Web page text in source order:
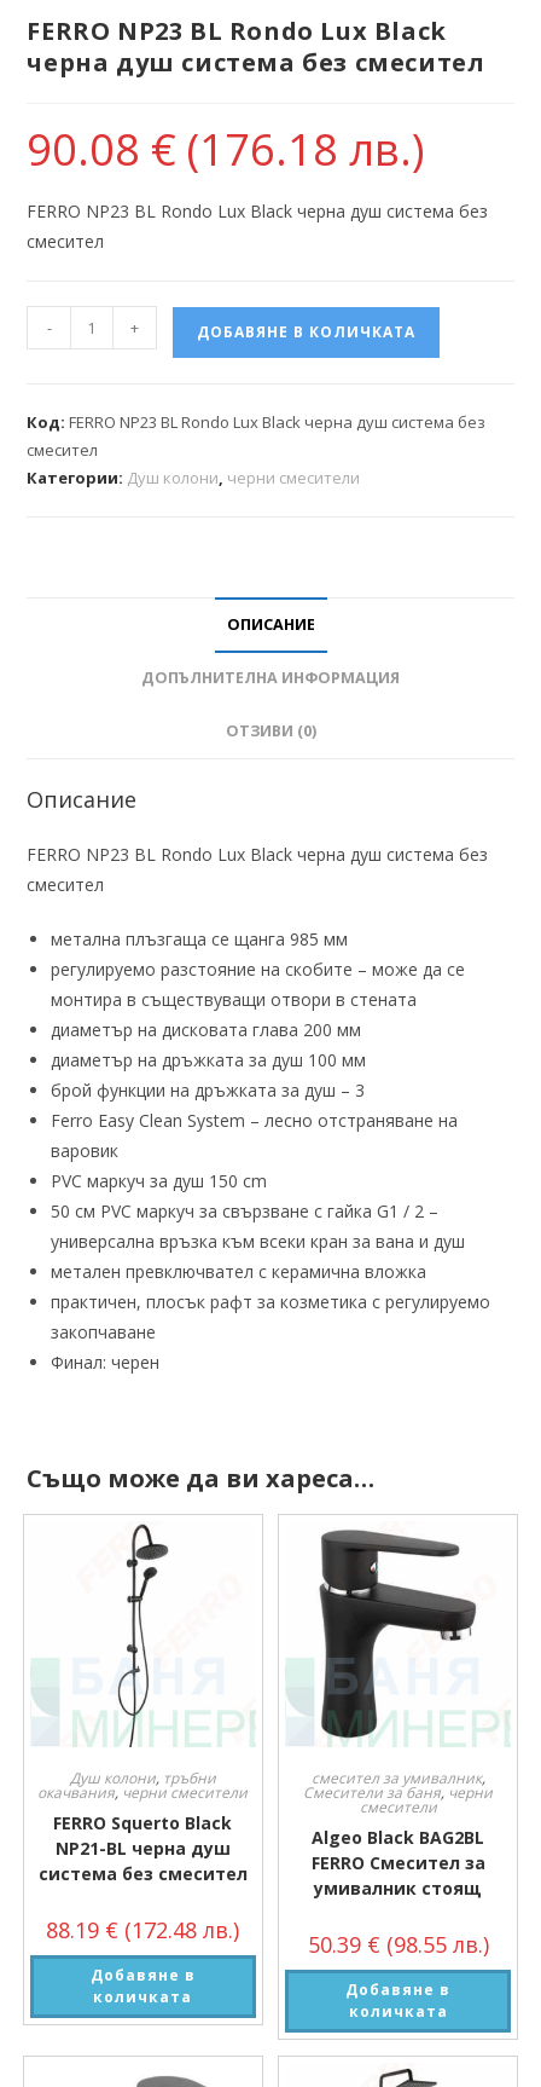
FERRO NP23 BL Rondo Lux Black
черна душ система без смесител
90.08 € (176.18 лв.)
FERRO NP23 BL Rondo Lux Black черна душ система без
смесител
- + ДОБАВЯНЕ В КОЛИЧКАТА
Код:FERRO NP23 BL Rondo Lux Black черна душ система без
смесител
Категории: Душ колони, черни смесители
ОПИСАНИЕ
ДОПЪЛНИТЕЛНА ИНФОРМАЦИЯ
ОТЗИВИ (0)
Описание
FERRO NP23 BL Rondo Lux Black черна душ система без
смесител
метална плъзгаща се щанга 985 мм
регулируемо разстояние на скобите – може да се
монтира в съществуващи отвори в стената
диаметър на дисковата глава 200 мм
диаметър на дръжката за душ 100 мм
брой функции на дръжката за душ – 3
Ferro Easy Clean System – лесно отстраняване на
варовик
PVC маркуч за душ 150 cm
50 см PVC маркуч за свързване с гайка G1 / 2 –
универсална връзка към всеки кран за вана и душ
метален превключвател с керамична вложка
практичен, плосък рафт за козметика с регулируемо
закопчаване
Финал: черен
Също може да ви хареса…
Душ колони, тръбни
окачвания, черни смесители
FERRO Squerto Black
NP21-BL черна душ
система без смесител
88.19 € (172.48 лв.)
Добавяне в
количката
смесител за умивалник,
Смесители за баня, черни
смесители
Algeo Black BAG2BL
FERRO Смесител за
умивалник стоящ
50.39 € (98.55 лв.)
Добавяне в
количката